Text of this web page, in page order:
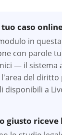
caso
in
con parole
— il sistema
l'area del
disponibili a
giusto riceve